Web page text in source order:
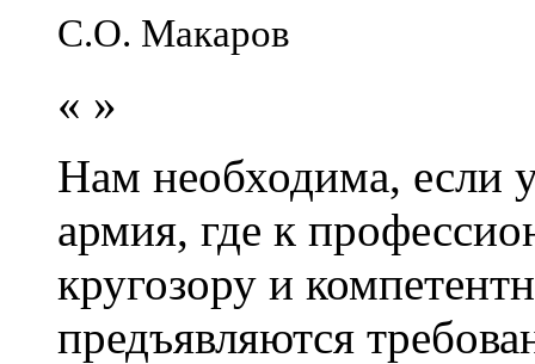
С.О. Макаров
« »
Нам необходима, если
армия, где к
кругозору и
предъявляются